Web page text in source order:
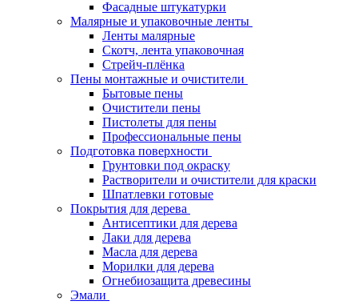
Фасадные штукатурки
Малярные и упаковочные ленты
Ленты малярные
Скотч, лента упаковочная
Стрейч-плёнка
Пены монтажные и очистители
Бытовые пены
Очистители пены
Пистолеты для пены
Профессиональные пены
Подготовка поверхности
Грунтовки под окраску
Растворители и очистители для краски
Шпатлевки готовые
Покрытия для дерева
Антисептики для дерева
Лаки для дерева
Масла для дерева
Морилки для дерева
Огнебиозащита древесины
Эмали